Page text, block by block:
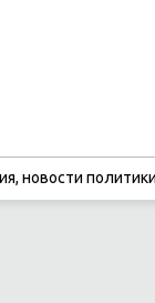
новости